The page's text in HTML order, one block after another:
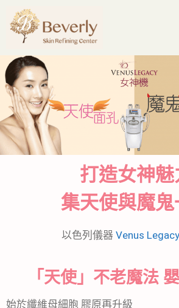
打造女神魅
集天使與魔鬼
以色列儀器 Venus Legacy
「天使」不老魔法
始於纖維母細胞 膠原再升級